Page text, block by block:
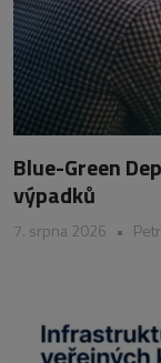
Blue-Green
výpadků
7. srpna 2026 •